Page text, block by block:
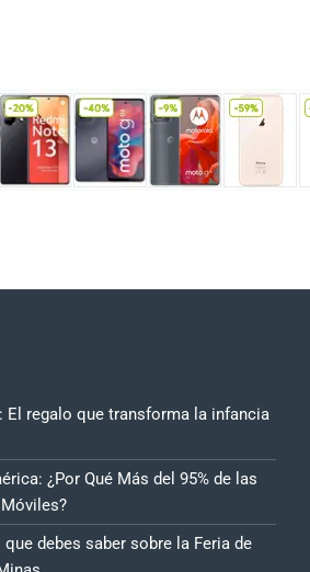
El regalo que transforma la infancia
¿Por Qué Más del 95% de las
que debes saber sobre la Feria de